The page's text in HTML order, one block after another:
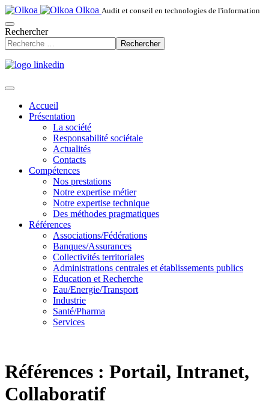
Olkoa Audit et conseil en technologies de l'information
Rechercher
Rechercher
Accueil
Présentation
La société
Responsabilité sociétale
Actualités
Contacts
Compétences
Nos prestations
Notre expertise métier
Notre expertise technique
Des méthodes pragmatiques
Références
Associations/Fédérations
Banques/Assurances
Collectivités territoriales
Administrations centrales et établissements publics
Education et Recherche
Eau/Energie/Transport
Industrie
Santé/Pharma
Services
Références : Portail, Intranet,
Collaboratif